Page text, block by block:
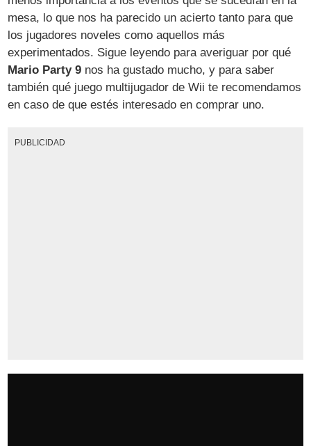
mesa, lo que nos ha parecido un acierto tanto para que
los jugadores noveles como aquellos más
experimentados. Sigue leyendo para averiguar por qué
Mario Party 9 nos ha gustado mucho, y para saber
también qué juego multijugador de Wii te recomendamos
en caso de que estés interesado en comprar uno.
PUBLICIDAD